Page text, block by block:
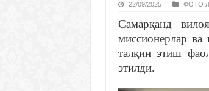
22/09/2025 ФОТО
Самарқанд
миссионерлар ва
талқин этиш
этилди.